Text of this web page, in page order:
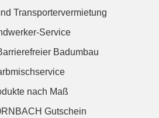
Transportervermietung
Service
Badumbau
nach Maß
Gutschein